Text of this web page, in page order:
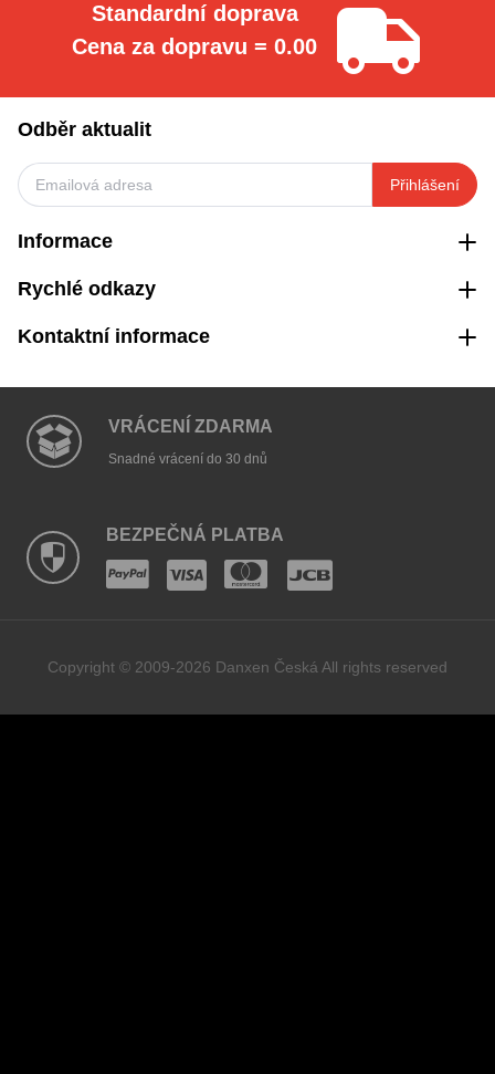
Standardní doprava
Cena za dopravu = 0.00
Odběr aktualit
Přihlášení
Informace
Rychlé odkazy
Kontaktní informace
VRÁCENÍ ZDARMA
Snadné vrácení do 30 dnů
BEZPEČNÁ PLATBA
Copyright © 2009-2026 Danxen Česká All rights reserved